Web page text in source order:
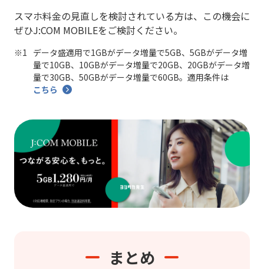
スマホ料金の見直しを検討されている方は、この機会に
ぜひJ:COM MOBILEをご検討ください。
データ盛適用で1GBがデータ増量で5GB、5GBがデータ増
量で10GB、10GBがデータ増量で20GB、20GBがデータ増
量で30GB、50GBがデータ増量で60GB。適用条件は
こちら
まとめ